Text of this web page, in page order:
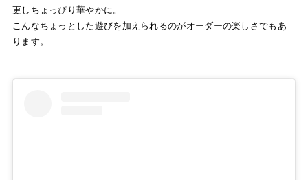
更しちょっぴり華やかに。
こんなちょっとした遊びを加えられるのがオーダーの楽しさでもあ
ります。